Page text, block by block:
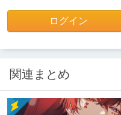
ログイン
関連まとめ